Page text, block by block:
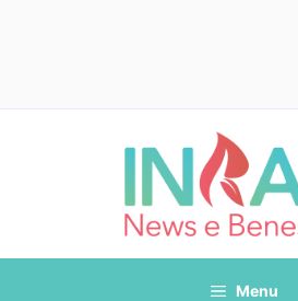
Menu